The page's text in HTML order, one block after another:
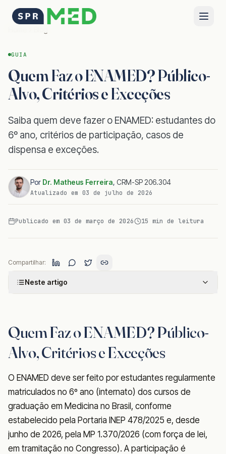
GUIA
Quem Faz o ENAMED? Público-
Alvo, Critérios e Exceções
Saiba quem deve fazer o ENAMED: estudantes do
6º ano, critérios de participação, casos de
dispensa e exceções.
Por Dr. Matheus Ferreira, CRM-SP 206.304
Atualizado em 03 de julho de 2026
Publicado em 03 de março de 2026 15 min de leitura
Compartilhar:
Neste artigo
Quem Faz o ENAMED? Público-
Alvo, Critérios e Exceções
O ENAMED deve ser feito por estudantes regularmente
matriculados no 6º ano (internato) dos cursos de
graduação em Medicina no Brasil, conforme
estabelecido pela Portaria INEP 478/2025 e, desde
junho de 2026, pela MP 1.370/2026 (com força de lei,
em tramitação no Congresso). A participação é